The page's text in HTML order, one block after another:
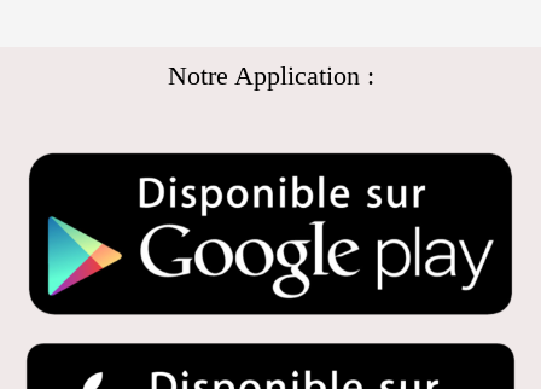
Notre Application :